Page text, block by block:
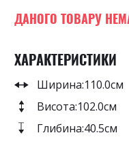
gallery
ДАНОГО ТОВАРУ
ХАРАКТЕРИСТИКИ
Ширина:110.0см
Висота:102.0см
Глибина:40.5см